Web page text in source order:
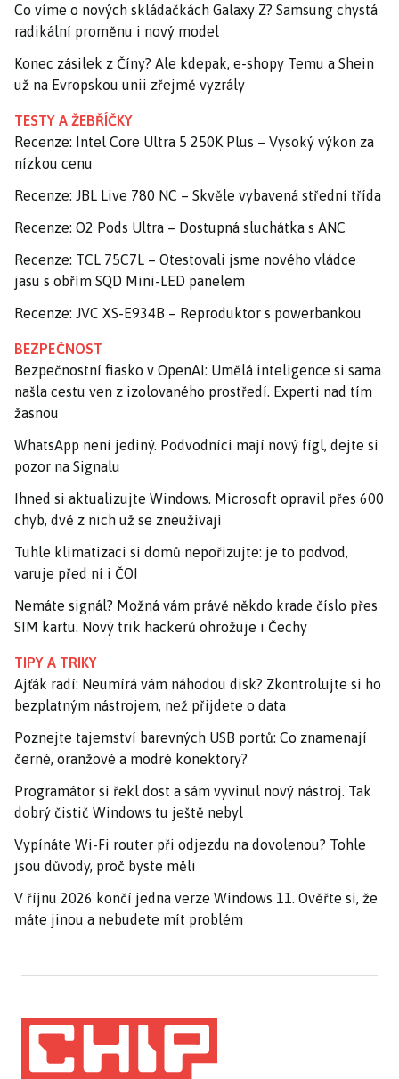
Co víme o nových skládačkách Galaxy Z? Samsung chystá
radikální proměnu i nový model
Konec zásilek z Číny? Ale kdepak, e-shopy Temu a Shein
už na Evropskou unii zřejmě vyzrály
TESTY A ŽEBŘÍČKY
Recenze: Intel Core Ultra 5 250K Plus – Vysoký výkon za
nízkou cenu
Recenze: JBL Live 780 NC – Skvěle vybavená střední třída
Recenze: O2 Pods Ultra – Dostupná sluchátka s ANC
Recenze: TCL 75C7L – Otestovali jsme nového vládce
jasu s obřím SQD Mini-LED panelem
Recenze: JVC XS-E934B – Reproduktor s powerbankou
BEZPEČNOST
Bezpečnostní fiasko v OpenAI: Umělá inteligence si sama
našla cestu ven z izolovaného prostředí. Experti nad tím
žasnou
WhatsApp není jediný. Podvodníci mají nový fígl, dejte si
pozor na Signalu
Ihned si aktualizujte Windows. Microsoft opravil přes 600
chyb, dvě z nich už se zneužívají
Tuhle klimatizaci si domů nepořizujte: je to podvod,
varuje před ní i ČOI
Nemáte signál? Možná vám právě někdo krade číslo přes
SIM kartu. Nový trik hackerů ohrožuje i Čechy
TIPY A TRIKY
Ajťák radí: Neumírá vám náhodou disk? Zkontrolujte si ho
bezplatným nástrojem, než přijdete o data
Poznejte tajemství barevných USB portů: Co znamenají
černé, oranžové a modré konektory?
Programátor si řekl dost a sám vyvinul nový nástroj. Tak
dobrý čistič Windows tu ještě nebyl
Vypínáte Wi-Fi router při odjezdu na dovolenou? Tohle
jsou důvody, proč byste měli
V říjnu 2026 končí jedna verze Windows 11. Ověřte si, že
máte jinou a nebudete mít problém